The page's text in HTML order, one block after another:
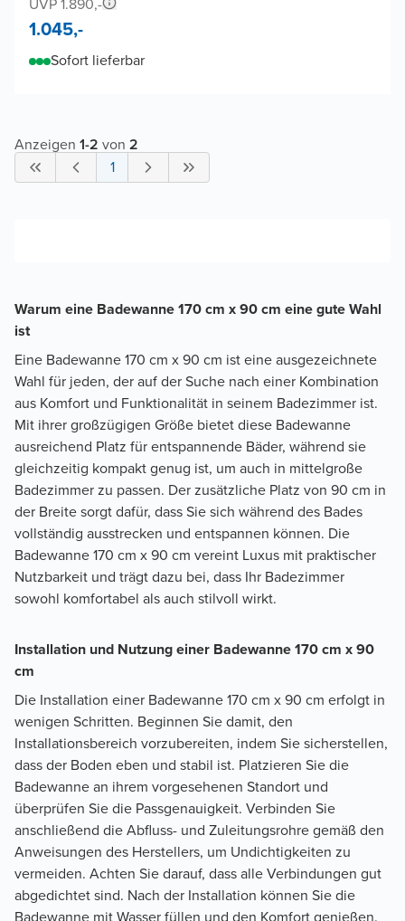
1.045,-
Sofort lieferbar
Anzeigen 1-2 von 2
1
Warum eine Badewanne 170 cm x 90 cm eine gute Wahl
ist
Eine Badewanne 170 cm x 90 cm ist eine ausgezeichnete
Wahl für jeden, der auf der Suche nach einer Kombination
aus Komfort und Funktionalität in seinem Badezimmer ist.
Mit ihrer großzügigen Größe bietet diese Badewanne
ausreichend Platz für entspannende Bäder, während sie
gleichzeitig kompakt genug ist, um auch in mittelgroße
Badezimmer zu passen. Der zusätzliche Platz von 90 cm in
der Breite sorgt dafür, dass Sie sich während des Bades
vollständig ausstrecken und entspannen können. Die
Badewanne 170 cm x 90 cm vereint Luxus mit praktischer
Nutzbarkeit und trägt dazu bei, dass Ihr Badezimmer
sowohl komfortabel als auch stilvoll wirkt.
Installation und Nutzung einer Badewanne 170 cm x 90
cm
Die Installation einer Badewanne 170 cm x 90 cm erfolgt in
wenigen Schritten. Beginnen Sie damit, den
Installationsbereich vorzubereiten, indem Sie sicherstellen,
dass der Boden eben und stabil ist. Platzieren Sie die
Badewanne an ihrem vorgesehenen Standort und
überprüfen Sie die Passgenauigkeit. Verbinden Sie
anschließend die Abfluss- und Zuleitungsrohre gemäß den
Anweisungen des Herstellers, um Undichtigkeiten zu
vermeiden. Achten Sie darauf, dass alle Verbindungen gut
abgedichtet sind. Nach der Installation können Sie die
Badewanne mit Wasser füllen und den Komfort genießen.